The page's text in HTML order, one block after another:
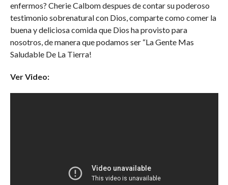
enfermos? Cherie Calbom despues de contar su poderoso
testimonio sobrenatural con Dios, comparte como comer la
buena y deliciosa comida que Dios ha provisto para
nosotros, de manera que podamos ser “La Gente Mas
Saludable De La Tierra!
Ver Video: